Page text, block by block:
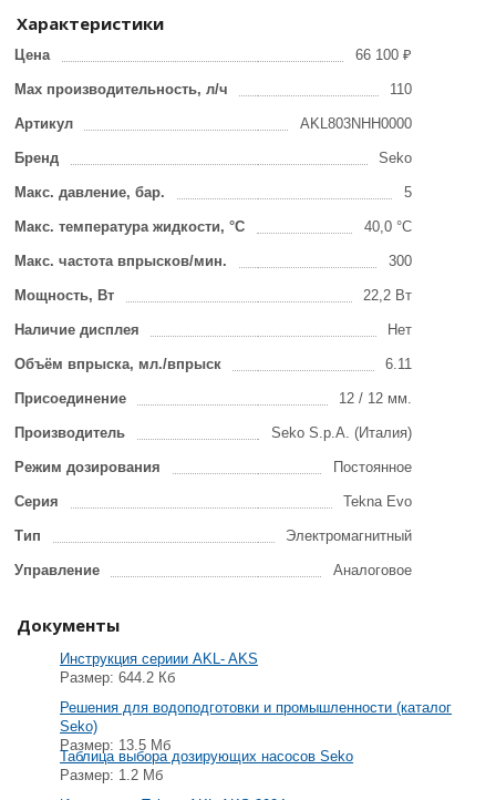
Характеристики
Цена 66 100 ₽
Max производительность, л/ч 110
Артикул AKL803NHH0000
Бренд Seko
Макс. давление, бар. 5
Макс. температура жидкости, °С 40,0 °C
Макс. частота впрысков/мин. 300
Мощность, Вт 22,2 Вт
Наличие дисплея Нет
Объём впрыска, мл./впрыск 6.11
Присоединение 12 / 12 мм.
Производитель Seko S.p.A. (Италия)
Режим дозирования Постоянное
Серия Tekna Evo
Тип Электромагнитный
Управление Аналоговое
Документы
Инструкция сериии АKL- AKS
Размер: 644.2 Кб
Решения для водоподготовки и промышленности (каталог
Seko)
Размер: 13.5 Мб
Таблица выбора дозирующих насосов Seko
Размер: 1.2 Мб